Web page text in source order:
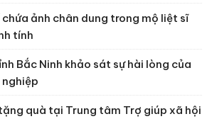
ảnh chân dung trong mộ liệt sĩ
tính
Bắc Ninh khảo sát sự hài lòng của
quà tại Trung tâm Trợ giúp xã hội